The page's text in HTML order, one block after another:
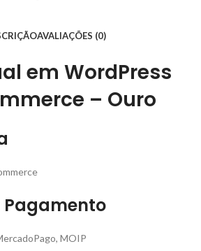
AVALIAÇÕES (0)
em WordPress
– Ouro
Pagamento
MOIP